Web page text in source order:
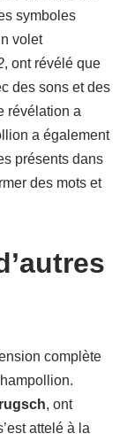
symboles
volet
, ont révélé que
des sons et des
révélation a
a également
présents dans
des mots et
complète
, ont
attelé à la